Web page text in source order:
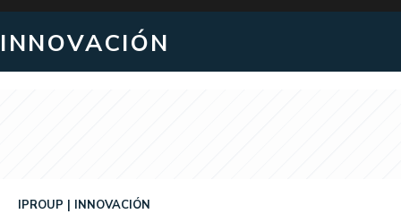
INNOVACIÓN
IPROUP INNOVACIÓN